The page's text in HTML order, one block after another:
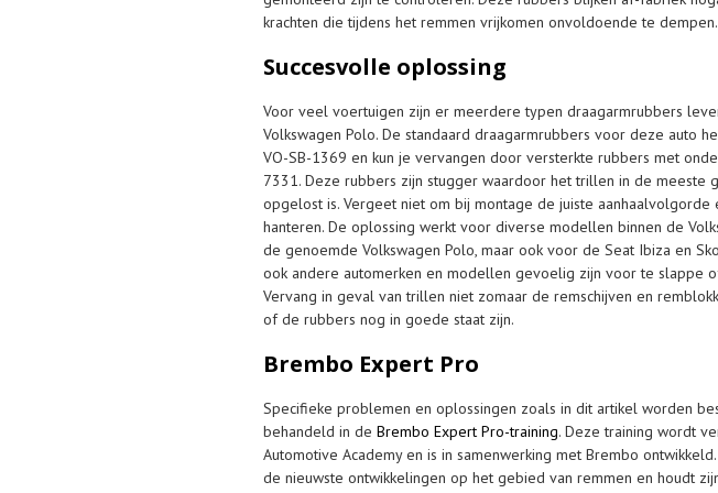
krachten die tijdens het remmen vrijkomen onvoldoende te dempen.
Succesvolle oplossing
Voor veel voertuigen zijn er meerdere typen draagarmrubbers
Volkswagen Polo. De standaard draagarmrubbers voor deze auto
VO-SB-1369 en kun je vervangen door versterkte rubbers met
7331. Deze rubbers zijn stugger waardoor het trillen in de meeste
opgelost is. Vergeet niet om bij montage de juiste aanhaalvolgorde
hanteren. De oplossing werkt voor diverse modellen binnen de
de genoemde Volkswagen Polo, maar ook voor de Seat Ibiza en
ook andere automerken en modellen gevoelig zijn voor te slappe
Vervang in geval van trillen niet zomaar de remschijven en
of de rubbers nog in goede staat zijn.
Brembo Expert Pro
Specifieke problemen en oplossingen zoals in dit artikel worden
behandeld in de Brembo Expert Pro-training. Deze training wordt
Automotive Academy en is in samenwerking met Brembo
de nieuwste ontwikkelingen op het gebied van remmen en houdt